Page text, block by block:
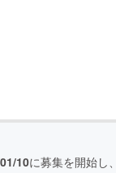
10に募集を開始し、